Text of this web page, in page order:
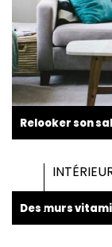
Relooker son
Des murs